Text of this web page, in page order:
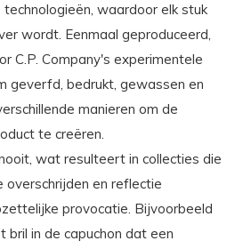
waardoor elk stuk
wordt. Eenmaal geproduceerd,
C.P. Company's experimentele
geverfd, bedrukt, gewassen en
manieren om de
te creëren.
wat resulteert in collecties die
overschrijden en reflectie
provocatie. Bijvoorbeeld
bril in de capuchon dat een